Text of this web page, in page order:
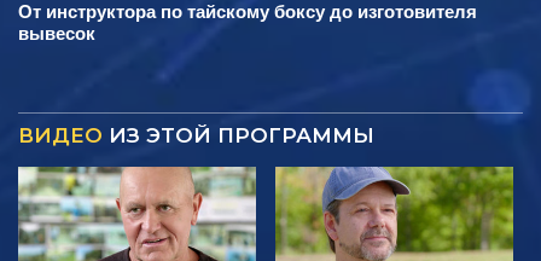
От инструктора по тайскому боксу до изготовителя
вывесок
ВИДЕО ИЗ ЭТОЙ ПРОГРАММЫ